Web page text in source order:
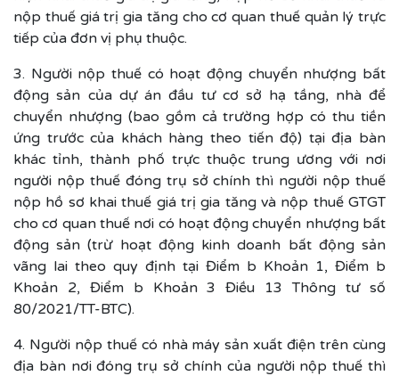
nộp thuế giá trị gia tăng cho cơ quan thuế quản lý trực
tiếp của đơn vị phụ thuộc.
3. Người nộp thuế có hoạt động chuyển nhượng bất
động sản của dự án đầu tư cơ sở hạ tầng, nhà để
chuyển nhượng (bao gồm cả trường hợp có thu tiền
ứng trước của khách hàng theo tiến độ) tại địa bàn
khác tỉnh, thành phố trực thuộc trung ương với nơi
người nộp thuế đóng trụ sở chính thì người nộp thuế
nộp hồ sơ khai thuế giá trị gia tăng và nộp thuế GTGT
cho cơ quan thuế nơi có hoạt động chuyển nhượng bất
động sản (trừ hoạt động kinh doanh bất động sản
vãng lai theo quy định tại Điểm b Khoản 1, Điểm b
Khoản 2, Điểm b Khoản 3 Điều 13 Thông tư số
80/2021/TT-BTC).
4. Người nộp thuế có nhà máy sản xuất điện trên cùng
địa bàn nơi đóng trụ sở chính của người nộp thuế thì